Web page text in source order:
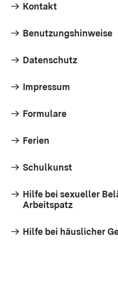
Kontakt
Benutzungshinweise
Datenschutz
Impressum
Formulare
Ferien
Schulkunst
Hilfe bei sexueller
Arbeitspatz
Hilfe bei häuslicher